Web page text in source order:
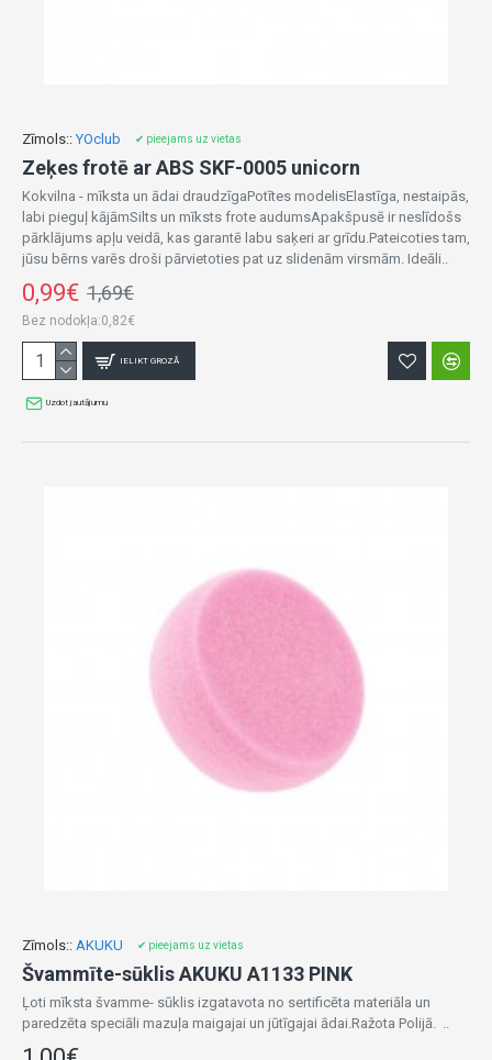
Zīmols:: YOclub ✔ pieejams uz vietas
Zeķes frotē ar ABS SKF-0005 unicorn
Kokvilna - mīksta un ādai draudzīgaPotītes modelisElastīga, nestaipās,
labi pieguļ kājāmSilts un mīksts frote audumsApakšpusē ir neslīdošs
pārklājums apļu veidā, kas garantē labu saķeri ar grīdu.Pateicoties tam,
jūsu bērns varēs droši pārvietoties pat uz slidenām virsmām. Ideāli..
0,99€ 1,69€
Bez nodokļa:0,82€
IELIKT GROZĀ
Uzdot jautājumu
Zīmols:: AKUKU ✔ pieejams uz vietas
Švammīte-sūklis AKUKU A1133 PINK
Ļoti mīksta švamme- sūklis izgatavota no sertificēta materiāla un
paredzēta speciāli mazuļa maigajai un jūtīgajai ādai.Ražota Polijā. ..